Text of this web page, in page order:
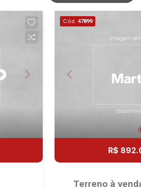
Cód. 47899
R$
Terreno à